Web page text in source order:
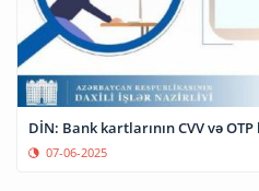
DİN: Bank kartlarının CVV və
07-06-2025